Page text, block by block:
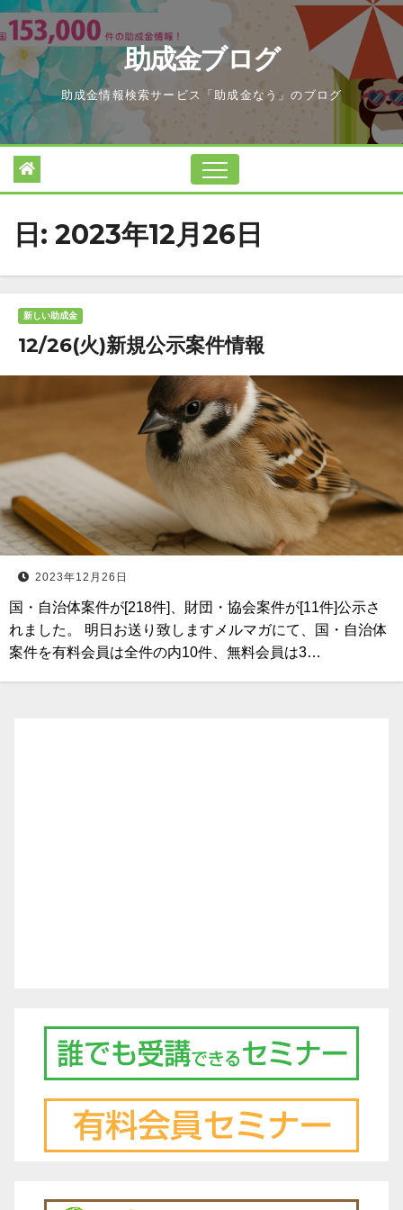
Skip
to
content
助成金ブログ
助成金情報検索サービス「助成金なう」のブログ
日: 2023年12月26日
新しい助成金
12/26(火)新規公示案件情報
2023年12月26日
国・自治体案件が[218件]、財団・協会案件が[11件]公示さ
れました。 明日お送り致しますメルマガにて、国・自治体
案件を有料会員は全件の内10件、無料会員は3…